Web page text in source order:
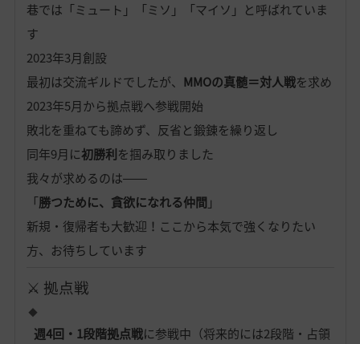
巷では「ミュート」「ミソ」「マイソ」と呼ばれていま
す
2023年3月創設
最初は交流ギルドでしたが、 MMOの真髄＝対人戦を求め
2023年5月から拠点戦へ参戦開始
敗北を重ねても諦めず、反省と鍛錬を繰り返し
同年9月に初勝利を掴み取りました
我々が求めるのは――
「勝つために、貪欲になれる仲間 」
新規・復帰者も大歓迎！ここから本気で強くなりたい
方、お待ちしています
⚔️ 拠点戦
週4回・1段階拠点戦に参戦中（将来的には2段階・占領